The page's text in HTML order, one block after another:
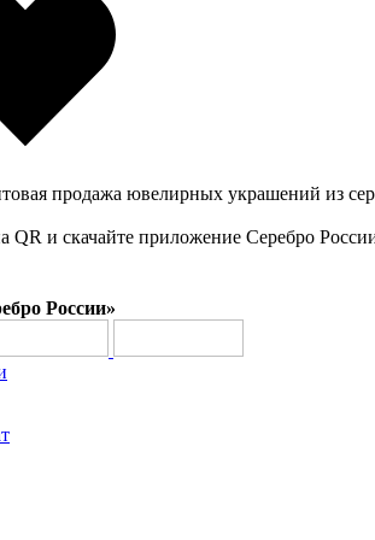
продажа ювелирных украшений из
QR и скачайте приложение Серебро
России»